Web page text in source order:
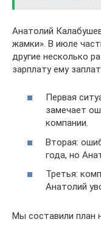
Анатолий
жамки». В июле
другие несколько
зарплату ему
Первая
замечает
компании.
Вторая:
года, но
Третья:
Анатолий
Мы составили план